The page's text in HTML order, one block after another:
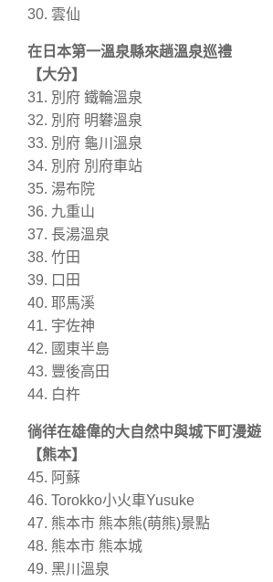
30. 雲仙
在日本第一溫泉縣來趟溫泉巡禮
【大分】
31. 別府 鐵輪溫泉
32. 別府 明礬溫泉
33. 別府 龜川溫泉
34. 別府 別府車站
35. 湯布院
36. 九重山
37. 長湯溫泉
38. 竹田
39. 口田
40. 耶馬溪
41. 宇佐神
42. 國東半島
43. 豐後高田
44. 白杵
徜徉在雄偉的大自然中與城下町漫遊
【熊本】
45. 阿蘇
46. Torokko小火車Yusuke
47. 熊本市 熊本熊(萌熊)景點
48. 熊本市 熊本城
49. 黑川溫泉